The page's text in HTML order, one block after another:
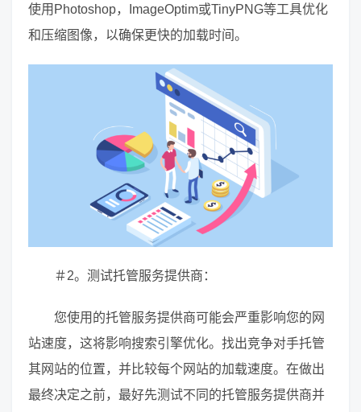
使用Photoshop，ImageOptim或TinyPNG等工具优化
和压缩图像，以确保更快的加载时间。
＃2。测试托管服务提供商：
您使用的托管服务提供商可能会严重影响您的网
站速度，这将影响搜索引擎优化。找出竞争对手托管
其网站的位置，并比较每个网站的加载速度。在做出
最终决定之前，最好先测试不同的托管服务提供商并